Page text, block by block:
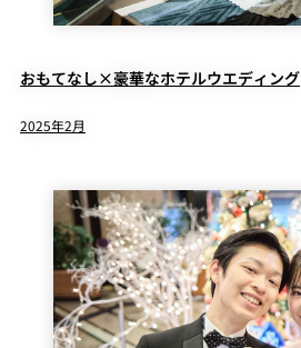
おもてなし×豪華なホテルウエディング
2025年2月